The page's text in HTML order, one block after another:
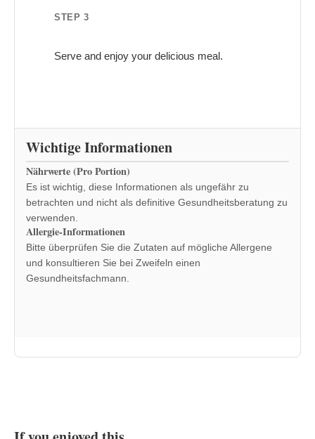
STEP 3
Serve and enjoy your delicious meal.
Wichtige Informationen
Nährwerte (Pro Portion)
Es ist wichtig, diese Informationen als ungefähr zu
betrachten und nicht als definitive Gesundheitsberatung zu
verwenden.
Allergie-Informationen
Bitte überprüfen Sie die Zutaten auf mögliche Allergene
und konsultieren Sie bei Zweifeln einen
Gesundheitsfachmann.